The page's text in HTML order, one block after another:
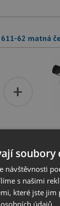
611-62 matná
+
MRG 611-62
soubory
návštěvnosti
s našimi
které jste
údajů